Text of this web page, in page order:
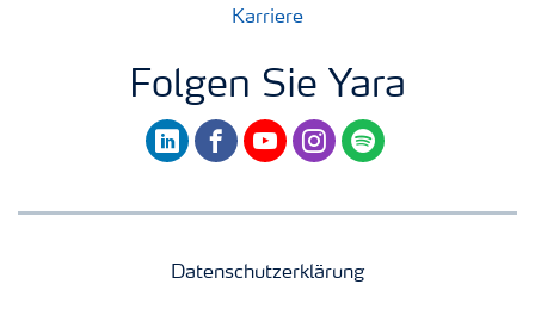
Karriere
Folgen Sie Yara
linkedinfacebookyoutubeinstagram
spotify
Datenschutzerklärung